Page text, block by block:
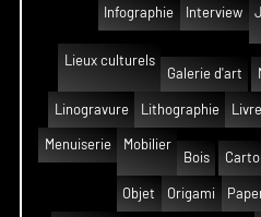
Infographie Interview
Lieux culturels
Galerie d'art
Linogravure Lithographie
Menuiserie
Mobilier
Bois
Objet Origami